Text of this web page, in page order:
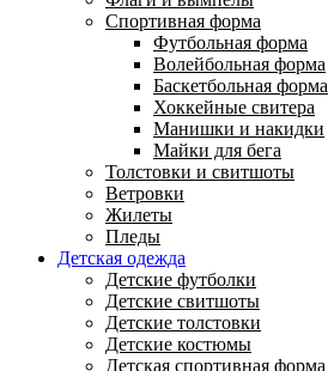
Спортивная форма
Футбольная форма
Волейбольная форма
Баскетбольная форма
Хоккейные свитера
Манишки и накидки
Майки для бега
Толстовки и свитшоты
Ветровки
Жилеты
Пледы
Детская одежда
Детские футболки
Детские свитшоты
Детские толстовки
Детские костюмы
Детская спортивная форма